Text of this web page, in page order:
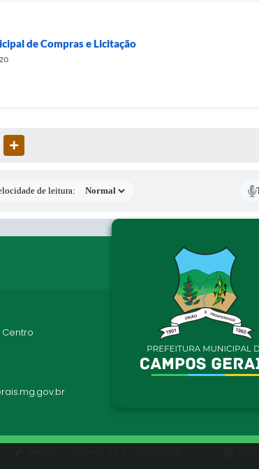
de Compras e Licitação
WHATSAPP
de leitura:
Centro